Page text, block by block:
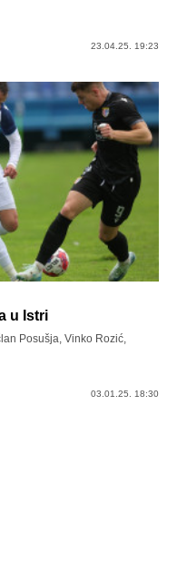
23.04.25. 19:23
u Istri
Posušja, Vinko Rozić,
03.01.25. 18:30